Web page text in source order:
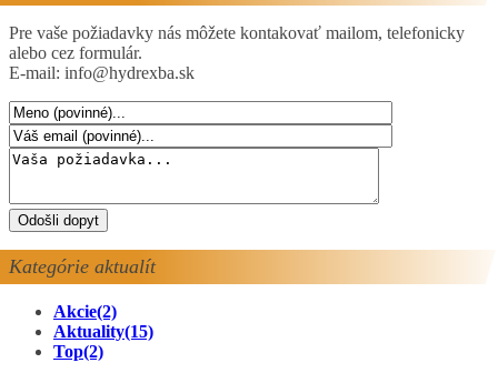
Pre vaše požiadavky nás môžete kontakovať mailom, telefonicky
alebo cez formulár.
E-mail: info@hydrexba.sk
Kategórie aktualít
Akcie(2)
Aktuality(15)
Top(2)